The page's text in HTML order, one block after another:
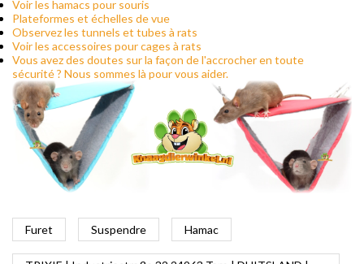
Voir les hamacs pour souris
Plateformes et échelles de vue
Observez les tunnels et tubes à rats
Voir les accessoires pour cages à rats
Vous avez des doutes sur la façon de l'accrocher en toute
sécurité ? Nous sommes là pour vous aider.
Furet Suspendre Hamac